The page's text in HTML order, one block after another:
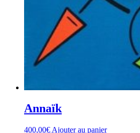
Annaïk
400,00€ Ajouter au panier